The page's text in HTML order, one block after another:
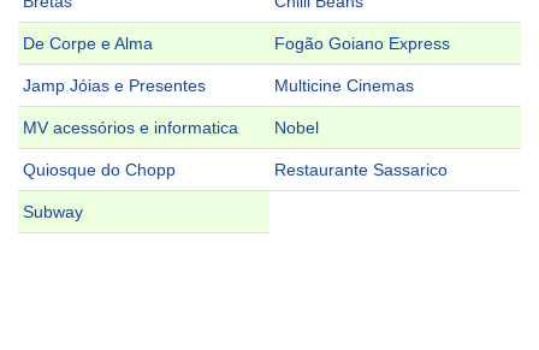
De Corpe e Alma Fogão Goiano Express
Jamp Jóias e Presentes Multicine Cinemas
MV acessórios e informatica Nobel
Quiosque do Chopp Restaurante Sassarico
Subway